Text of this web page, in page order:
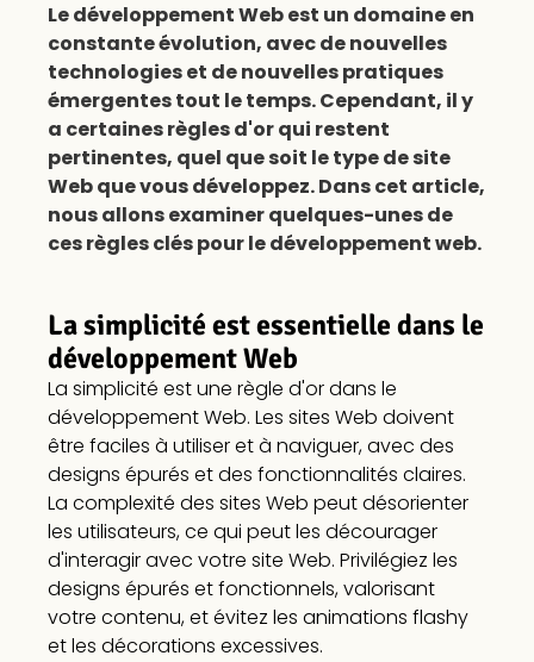
Le développement Web est un domaine en
constante évolution, avec de nouvelles
technologies et de nouvelles pratiques
émergentes tout le temps. Cependant, il y
a certaines règles d'or qui restent
pertinentes, quel que soit le type de site
Web que vous développez. Dans cet article,
nous allons examiner quelques-unes de
ces règles clés pour le développement web.
La simplicité est essentielle dans le
développement Web
La simplicité est une règle d'or dans le
développement Web. Les sites Web doivent
être faciles à utiliser et à naviguer, avec des
designs épurés et des fonctionnalités claires.
La complexité des sites Web peut désorienter
les utilisateurs, ce qui peut les décourager
d'interagir avec votre site Web. Privilégiez les
designs épurés et fonctionnels, valorisant
votre contenu, et évitez les animations flashy
et les décorations excessives.